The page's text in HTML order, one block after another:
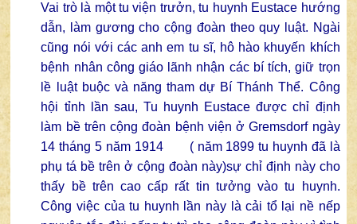
Vai trò là một tu viện trưởn, tu huynh Eustace hướng
dẫn, làm gương cho cộng đoàn theo quy luật. Ngài
cũng nói với các anh em tu sĩ, hô hào khuyến khích
bệnh nhân công giáo lãnh nhận các bí tích, giữ trọn
lề luật buộc và năng tham dự Bí Thánh Thể. Công
hội tỉnh lần sau, Tu huynh Eustace được chỉ định
làm bề trên cộng đoàn bệnh viện ở Gremsdorf ngày
14 tháng 5 năm 1914 ( năm 1899 tu huynh đã là
phụ tá bề trên ở cộng đoàn này)sự chỉ định này cho
thấy bề trên cao cấp rất tin tưởng vào tu huynh.
Công việc của tu huynh lần này là cải tổ lại nề nếp